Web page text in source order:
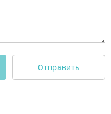
Отправить